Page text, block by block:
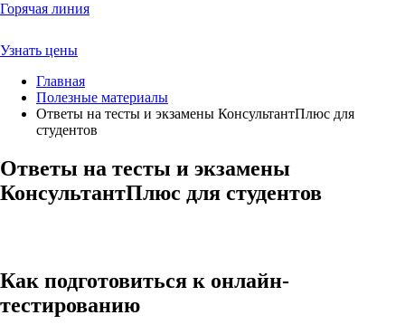
Горячая линия
Узнать цены
Главная
Полезные материалы
Ответы на тесты и экзамены КонсультантПлюс для
студентов
Ответы на тесты и экзамены
КонсультантПлюс для студентов
Как подготовиться к онлайн-
тестированию